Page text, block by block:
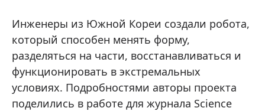
Инженеры из Южной Кореи создали робота,
который способен менять форму,
разделяться на части, восстанавливаться и
функционировать в экстремальных
условиях. Подробностями авторы проекта
поделились в работе для журнала Science